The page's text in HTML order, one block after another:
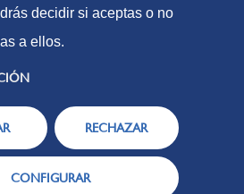
decidir si aceptas o no
a ellos.
RECHAZAR
CONFIGURAR